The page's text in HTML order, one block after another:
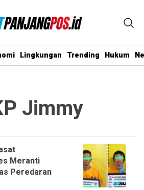
Lingkungan Trending Hukum
Jimmy
Meranti
Peredaran